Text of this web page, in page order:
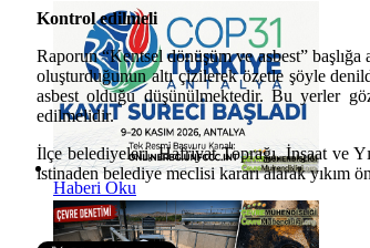
Haberi Oku
Kontrol edilmeli
Raporun “Kentsel dönüşüm ve asbest” başlığa
oluşturduğunun altı çizilerek özetle şöyle
asbest olduğu düşünülmektedir. Bu yerler
edilmelidir.
İlçe belediyeleri, Hafriyat Toprağı, İnşaat ve
istinaden belediye meclisi kararı alarak yıkım